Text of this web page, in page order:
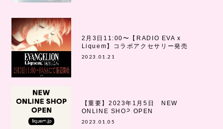
2月3日11:00〜【RADIO EVA x
Liquem】コラボアクセサリー発売
2023.01.21
【重要】2023年1月5日 NEW
ONLINE SHOP OPEN
2023.01.05